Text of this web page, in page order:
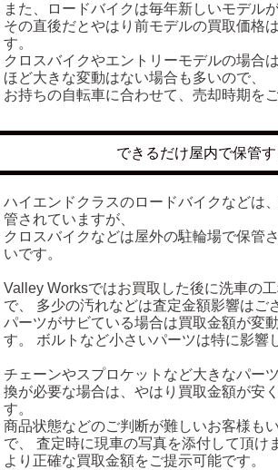
また、ロードバイクは毎年新しいモデル
その直後だとやはり前モデルの買取価格
す。
クロスバイクやエントリーモデルの場合
ほど大きな変動はない場合も多いので、
お持ちの自転車に合わせて、売却時期を
できるだけ屋内で保管す
ハイエンドクラスのロードバイクなどは
管されていますが、
クロスバイクなどは屋外の駐輪場で保管
いです。
Valley Worksではお買取した後に洗車の
で、 多少の汚れなどは査定金額影響はご
パーツがサビている場合は買取金額が変
す。 ボルトなど小さいパーツは特に影響
チェーンやスプロケットなど大きなパー
換が必要な場合は、やはり買取金額が安
す。
商品状態などのご判断が難しいお客様も
で、 査定時に現車の写真を添付して頂け
より正確な買取金額をご提示可能です。